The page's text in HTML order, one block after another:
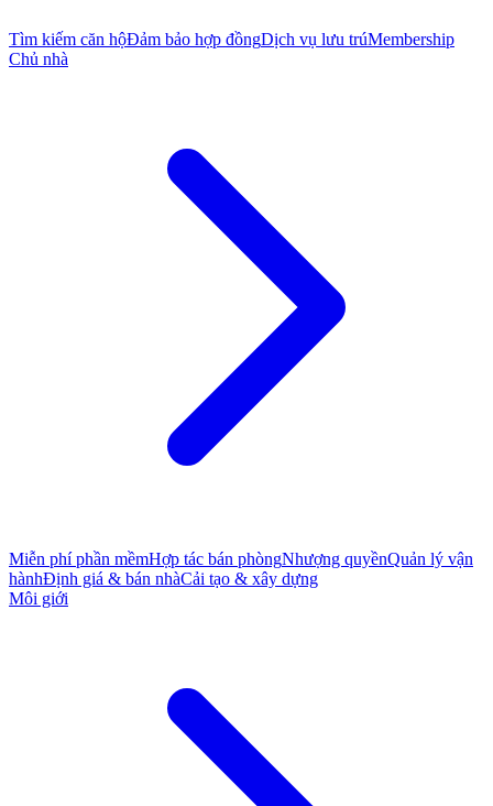
Tìm kiếm căn hộĐảm bảo hợp đồngDịch vụ lưu trúMembership
Chủ nhà
Miễn phí phần mềmHợp tác bán phòngNhượng quyềnQuản lý vận
hànhĐịnh giá & bán nhàCải tạo & xây dựng
Môi giới